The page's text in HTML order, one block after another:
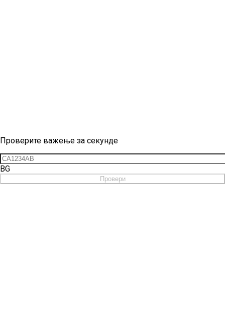
Проверите важење за секунде
BG
Провери